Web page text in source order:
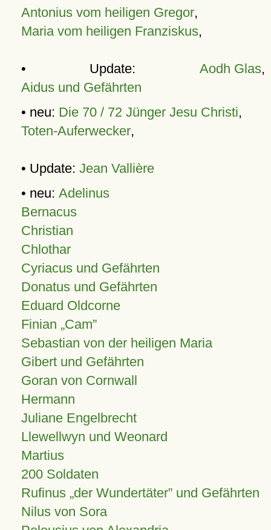
Antonius vom heiligen Gregor,
Maria vom heiligen Franziskus,
• Update: Aodh Glas,
Aidus und Gefährten
• neu: Die 70 / 72 Jünger Jesu Christi,
Toten-Auferwecker,
• Update: Jean Vallière
• neu: Adelinus
Bernacus
Christian
Chlothar
Cyriacus und Gefährten
Donatus und Gefährten
Eduard Oldcorne
Finian Cam
Sebastian von der heiligen Maria
Gibert und Gefährten
Goran von Cornwall
Hermann
Juliane Engelbrecht
Llewellwyn und Weonard
Martius
200 Soldaten
Rufinus „der Wundertäter” und Gefährten
Nilus von Sora